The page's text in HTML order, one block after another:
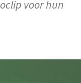
voor hun